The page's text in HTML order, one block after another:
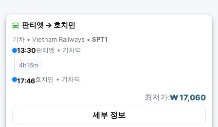
판티엣 → 호치민
기차 • Vietnam Railways • SPT1
13:30판티엣 • 기차역
4h16m
17:46호치민 • 기차역
최저가:₩ 17,060
세부 정보